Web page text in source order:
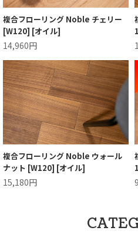
複合フローリング Noble チェリー
[W120] [オイル]
14,960円
複合フローリング Noble ウォール
ナット [W120] [オイル]
15,180円